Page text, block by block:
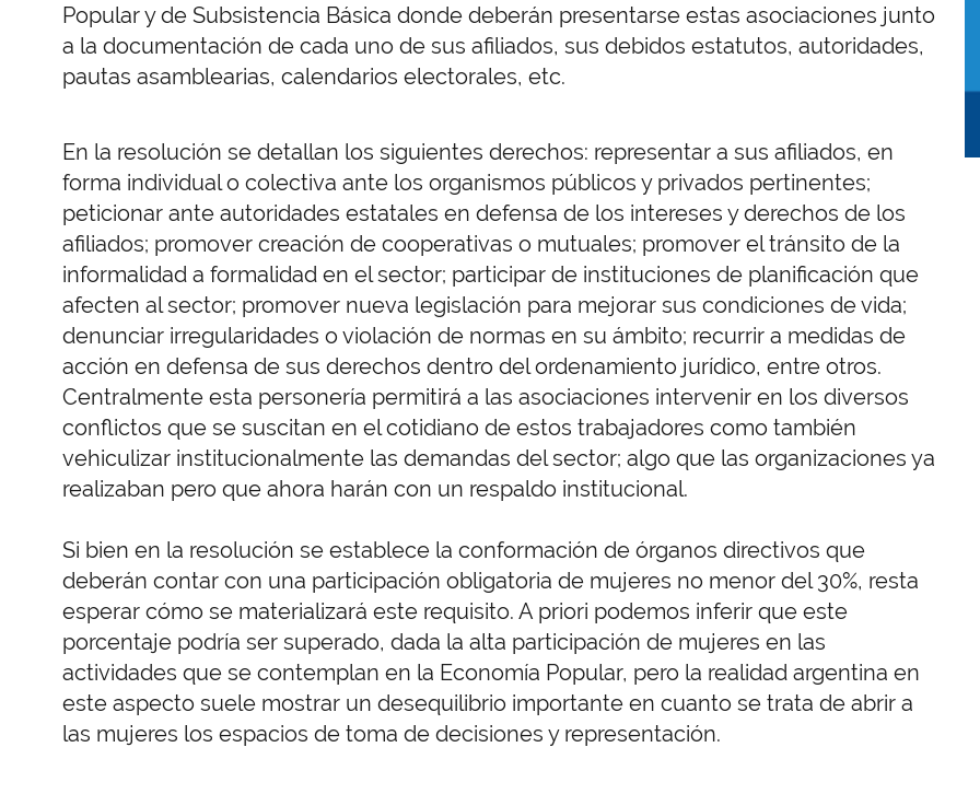
Popular y de Subsistencia Básica donde deberán presentarse estas asociaciones junto
a la documentación de cada uno de sus afiliados, sus debidos estatutos, autoridades,
pautas asamblearias, calendarios electorales, etc.
En la resolución se detallan los siguientes derechos: representar a sus afiliados, en
forma individual o colectiva ante los organismos públicos y privados pertinentes;
peticionar ante autoridades estatales en defensa de los intereses y derechos de los
afiliados; promover creación de cooperativas o mutuales; promover el tránsito de la
informalidad a formalidad en el sector; participar de instituciones de planificación que
afecten al sector; promover nueva legislación para mejorar sus condiciones de vida;
denunciar irregularidades o violación de normas en su ámbito; recurrir a medidas de
acción en defensa de sus derechos dentro del ordenamiento jurídico, entre otros.
Centralmente esta personería permitirá a las asociaciones intervenir en los diversos
conflictos que se suscitan en el cotidiano de estos trabajadores como también
vehiculizar institucionalmente las demandas del sector; algo que las organizaciones ya
realizaban pero que ahora harán con un respaldo institucional.
Si bien en la resolución se establece la conformación de órganos directivos que
deberán contar con una participación obligatoria de mujeres no menor del 30%, resta
esperar cómo se materializará este requisito. A priori podemos inferir que este
porcentaje podría ser superado, dada la alta participación de mujeres en las
actividades que se contemplan en la Economía Popular, pero la realidad argentina en
este aspecto suele mostrar un desequilibrio importante en cuanto se trata de abrir a
las mujeres los espacios de toma de decisiones y representación.